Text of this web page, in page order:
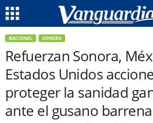
NACIONAL SONORA
Refuerzan Sonora,
Estados Unidos
proteger la sanidad
ante el gusano